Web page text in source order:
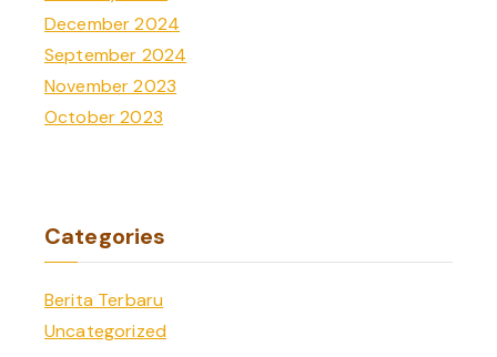
December 2024
September 2024
November 2023
October 2023
Categories
Berita Terbaru
Uncategorized